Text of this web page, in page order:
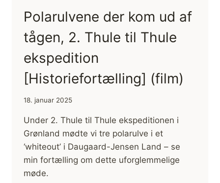
Polarulvene der kom ud af
tågen, 2. Thule til Thule
ekspedition
[Historiefortælling] (film)
18. januar 2025
Under 2. Thule til Thule ekspeditionen i
Grønland mødte vi tre polarulve i et
‘whiteout’ i Daugaard-Jensen Land – se
min fortælling om dette uforglemmelige
møde.